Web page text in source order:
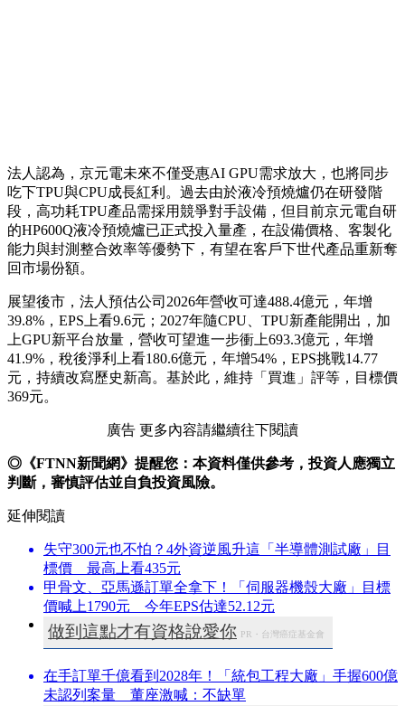
法人認為，京元電未來不僅受惠AI GPU需求放大，也將同步
吃下TPU與CPU成長紅利。過去由於液冷預燒爐仍在研發階
段，高功耗TPU產品需採用競爭對手設備，但目前京元電自研
的HP600Q液冷預燒爐已正式投入量產，在設備價格、客製化
能力與封測整合效率等優勢下，有望在客戶下世代產品重新奪
回市場份額。
展望後市，法人預估公司2026年營收可達488.4億元，年增
39.8%，EPS上看9.6元；2027年隨CPU、TPU新產能開出，加
上GPU新平台放量，營收可望進一步衝上693.3億元，年增
41.9%，稅後淨利上看180.6億元，年增54%，EPS挑戰14.77
元，持續改寫歷史新高。基於此，維持「買進」評等，目標價
369元。
廣告 更多內容請繼續往下閱讀
◎《FTNN新聞網》提醒您：本資料僅供參考，投資人應獨立
判斷，審慎評估並自負投資風險。
延伸閱讀
失守300元也不怕？4外資逆風升這「半導體測試廠」目
標價 最高上看435元
甲骨文、亞馬遜訂單全拿下！「伺服器機殼大廠」目標
價喊上1790元 今年EPS估達52.12元
做到這點才有資格說愛你 PR・台灣癌症基金會
在手訂單千億看到2028年！「統包工程大廠」手握600億
未認列案量 董座激喊：不缺單